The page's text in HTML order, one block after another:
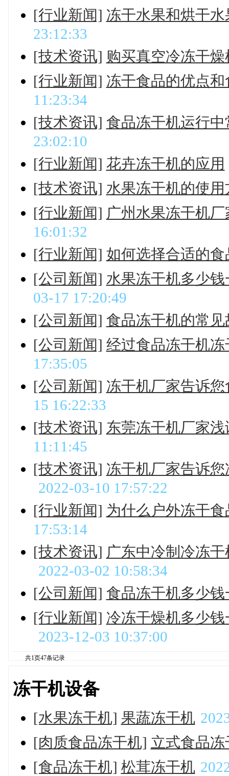
[行业新闻] 冻干水果和烘干
23:12:33
[技术资讯] 购买真空冷冻干
[行业新闻] 冻干食品的优点
11:23:34
[技术资讯] 食品冻干机运行
23:02:10
[行业新闻] 花卉冻干机的应用
[技术资讯] 水果冻干机的使用
[行业新闻] 广州水果冻干机
16:01:32
[行业新闻] 如何选择合适的
[公司新闻] 水果冻干机多少
03-17 17:20:49
[公司新闻] 食品冻干机的常
[公司新闻] 经过食品冻干机
17:35:05
[公司新闻] 冻干机厂家告诉
15 16:22:33
[技术资讯] 东莞冻干机厂家
11:11:45
[技术资讯] 冻干机厂家告诉
2022-03-10 17:57:22
[行业新闻] 为什么户外冻干
17:53:14
[技术资讯] 广东中冷制冷冻
2022-03-02 10:58:34
[公司新闻] 食品冻干机多少钱
[行业新闻] 冷冻干燥机多少
2023-12-03 10:37:00
共1页47条记录
冻干机设备
[水果冻干机] 果蔬冻干机
[肉质食品冻干机] 立式食品冻
[食品冻干机] 松茸冻干机